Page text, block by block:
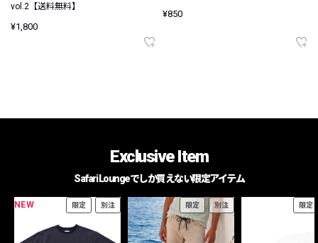
vol.2【送料無料】
¥1,800
¥850
Exclusive Item
Safari Loungeでしか買えない限定アイテム
NEW 限定 別注 限定 別注 限定